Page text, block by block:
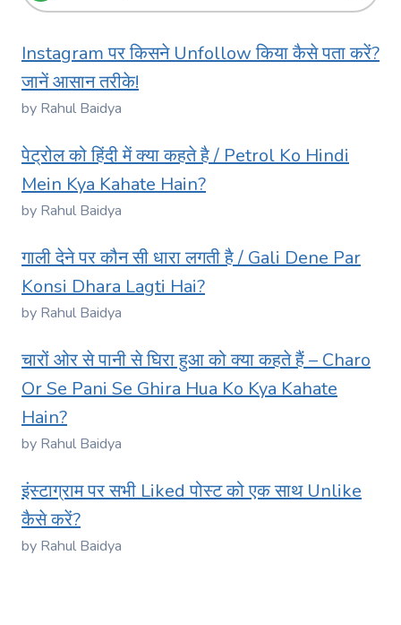
Instagram पर किसने Unfollow किया कैसे पता करें?
जानें आसान तरीके!
by Rahul Baidya
पेट्रोल को हिंदी में क्या कहते है / Petrol Ko Hindi
Mein Kya Kahate Hain?
by Rahul Baidya
गाली देने पर कौन सी धारा लगती है / Gali Dene Par
Konsi Dhara Lagti Hai?
by Rahul Baidya
चारों ओर से पानी से घिरा हुआ को क्या कहते हैं – Charo
Or Se Pani Se Ghira Hua Ko Kya Kahate
Hain?
by Rahul Baidya
इंस्टाग्राम पर सभी Liked पोस्ट को एक साथ Unlike
कैसे करें?
by Rahul Baidya